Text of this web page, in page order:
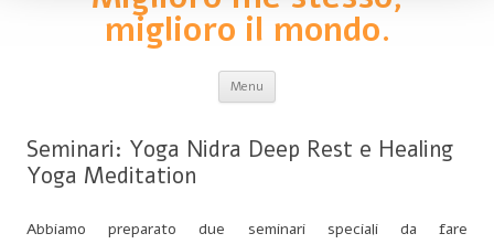
miglioro il mondo.
Menu
Seminari: Yoga Nidra Deep Rest e Healing
Yoga Meditation
Abbiamo preparato due seminari speciali da fare